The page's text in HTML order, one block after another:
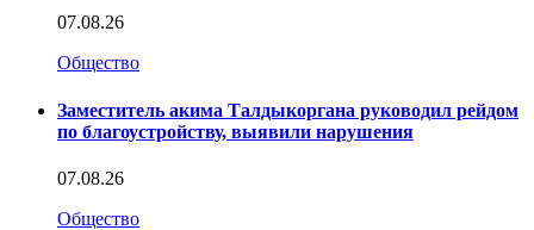
07.08.26
Общество
Заместитель акима Талдыкоргана руководил рейдом
по благоустройству, выявили нарушения
07.08.26
Общество